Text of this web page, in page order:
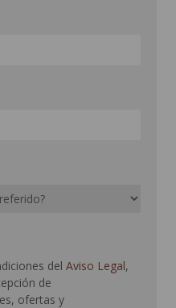
del Aviso Legal,
de
ofertas y